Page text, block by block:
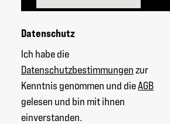
Datenschutz
Ich habe die
Datenschutzbestimmungenzur
Kenntnis genommen und dieAGB
gelesen und bin mit ihnen
einverstanden.